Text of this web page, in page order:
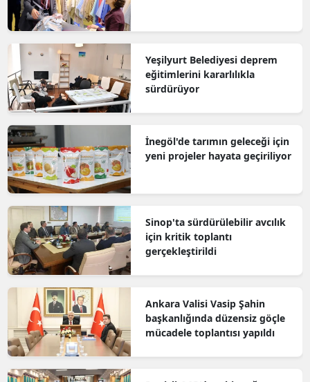
Yeşilyurt Belediyesi deprem
eğitimlerini kararlılıkla
sürdürüyor
İnegöl'de tarımın geleceği için
yeni projeler hayata geçiriliyor
Sinop'ta sürdürülebilir avcılık
için kritik toplantı
gerçekleştirildi
Ankara Valisi Vasip Şahin
başkanlığında düzensiz göçle
mücadele toplantısı yapıldı